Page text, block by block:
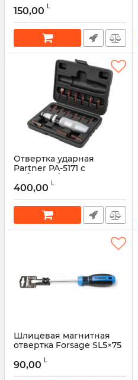
Артикул:
150,00 L
Отвертка ударная
Partner PA-5171 с
набором бит (17
предметов)
Артикул: 51631
400,00 L
Шлицевая магнитная
отвертка Forsage SL5×75
держателе F-7130755
Артикул: 51626
90,00 L